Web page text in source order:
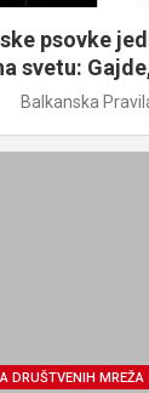
psovke
svetu:
Balkanska
DRUŠTVENIH MREŽA